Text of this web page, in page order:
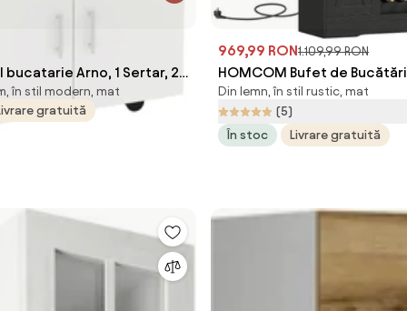
bucatarie Arno, 1 Sertar, 2
35 x 100 cm
în stil modern, mat
gratuită
969,99 RON1.109,99 RON
HOMCOM Bufet de
Suport pentru Sticle, Priză și
LED, Negru | Aosom Romania
Din lemn, în stil rustic, mat
(5)
În stoc
Livrare gratuită